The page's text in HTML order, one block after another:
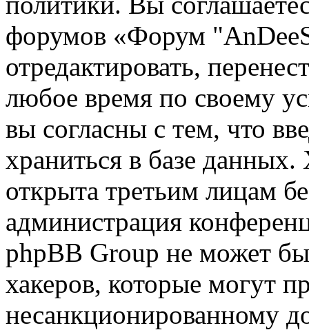
форумов «Форум
отредактировать,
любое время по своему
вы согласны с тем, что
храниться в базе
открыта третьим лицам
администрация
phpBB Group не может
хакеров, которые могут
несанкционированному